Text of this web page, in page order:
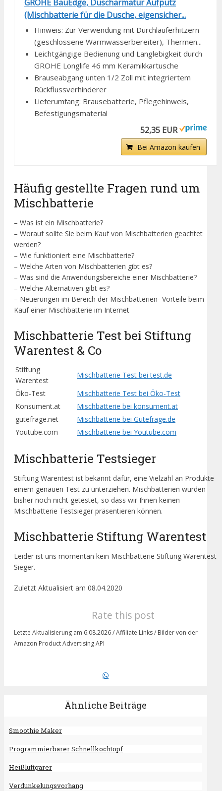
GROHE BauEdge, Duscharmatur Aufputz
(Mischbatterie für die Dusche, eigensicher...
Hinweis: Zur Verwendung mit Durchlauferhitzern
(geschlossene Warmwasserbereiter), Thermen...
Leichtgängige Bedienung und Langlebigkeit durch
GROHE Longlife 46 mm Keramikkartusche
Brauseabgang unten 1/2 Zoll mit integriertem
Rückflussverhinderer
Lieferumfang: Brausebatterie, Pflegehinweis,
Befestigungsmaterial
52,35 EUR
Bei Amazon kaufen
Häufig gestellte Fragen rund um
Mischbatterie
– Was ist ein Mischbatterie?
– Worauf sollte Sie beim Kauf von Mischbatterien geachtet
werden?
– Wie funktioniert eine Mischbatterie?
– Welche Arten von Mischbatterien gibt es?
– Was sind die Anwendungsbereiche einer Mischbatterie?
– Welche Alternativen gibt es?
– Neuerungen im Bereich der Mischbatterien- Vorteile beim
Kauf einer Mischbatterie im Internet
Mischbatterie Test bei Stiftung
Warentest & Co
Stiftung
Warentest
Mischbatterie Test bei test.de
Öko-Test
Mischbatterie Test bei Öko-Test
Konsument.at
Mischbatterie bei konsument.at
gutefrage.net
Mischbatterie bei Gutefrage.de
Youtube.com
Mischbatterie bei Youtube.com
Mischbatterie Testsieger
Stiftung Warentest ist bekannt dafür, eine Vielzahl an Produkte
einem genauen Test zu unterziehen. Mischbatterien wurden
bisher noch nicht getestet, so dass wir Ihnen keinen
Mischbatterie Testsieger präsentieren können.
Mischbatterie Stiftung Warentest
Leider ist uns momentan kein Mischbatterie Stiftung Warentest
Sieger.
Zuletzt Aktualisiert am 08.04.2020
Rate this post
Letzte Aktualisierung am 6.08.2026 / Affiliate Links / Bilder von der
Amazon Product Advertising API
Ähnliche Beiträge
Smoothie Maker
Programmierbarer Schnellkochtopf
Heißluftgarer
Verdunkelungsvorhang